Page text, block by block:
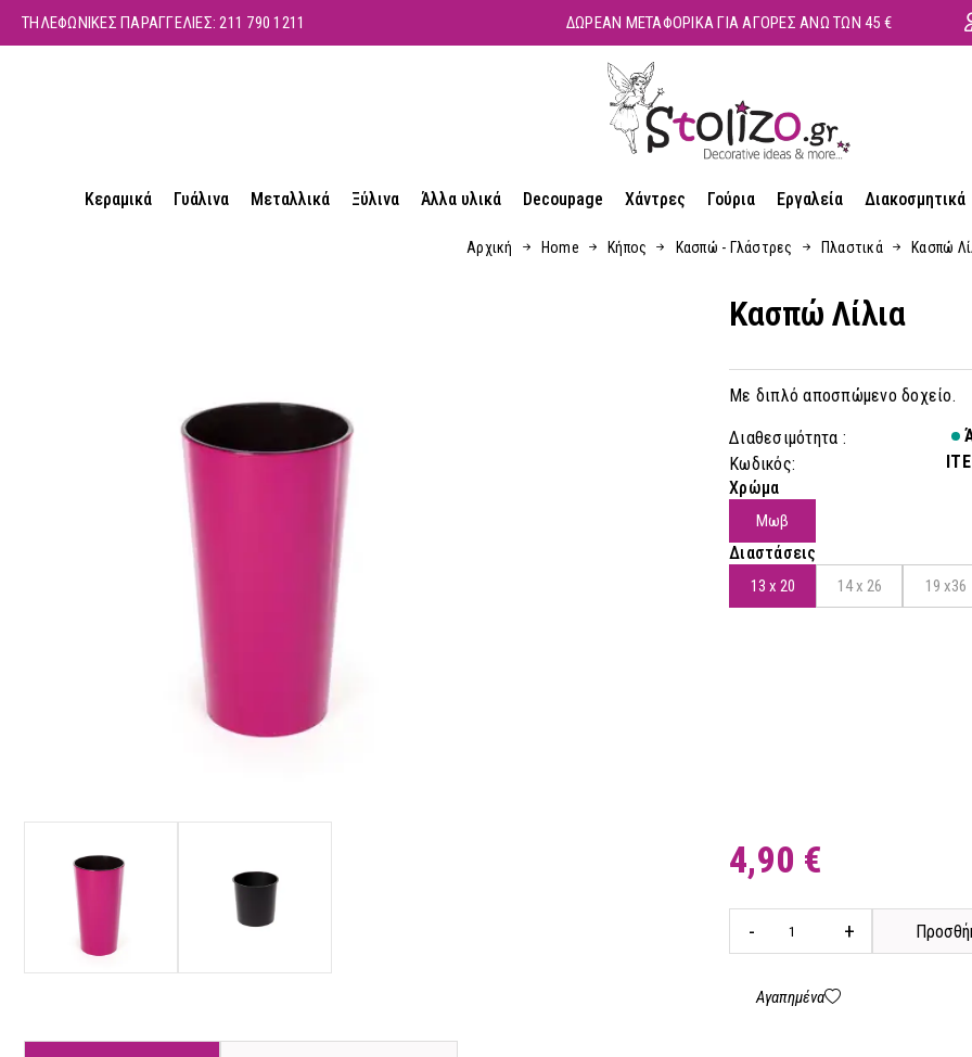
ΤΗΛΕΦΩΝΙΚΕΣ ΠΑΡΑΓΓΕΛΙΕΣ:211 790 1211 ΔΩΡΕΑΝ ΜΕΤΑΦΟΡΙΚΑ ΓΙΑ ΑΓΟΡΕΣ ΑΝΩ ΤΩΝ 45 €
Κεραμικά Γυάλινα Μεταλλικά Ξύλινα Άλλα υλικά Decoupage Χάντρες Γούρια Εργαλεία Διακοσμητικά
Αρχική Home Κήπος Κασπώ - Γλάστρες Πλαστικά Κασπώ
Κασπώ Λίλια
Με διπλό αποσπώμενο δοχείο.
Διαθεσιμότητα :
Κωδικός:
Χρώμα
Μωβ
Διαστάσεις
13 x 20 14 x 26 19 x36
4,90 €
- +
Αγαπημένα